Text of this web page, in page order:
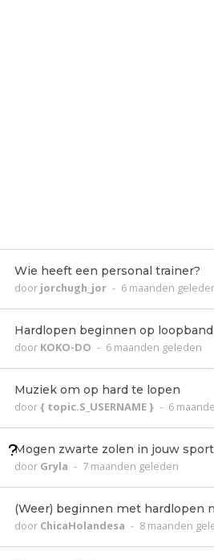
Wie heeft een personal trainer?
door jorchugh_jor - 6 maanden
Hardlopen beginnen op loopband
door KOKO-DO - 6 maanden geleden
Muziek om op hard te lopen
door{ topic.S_USERNAME } - 6
Mogen zwarte zolen in jouw
door Gryla - 7 maanden geleden
(Weer) beginnen met hardlopen
door ChicaHolandesa - 8 maanden